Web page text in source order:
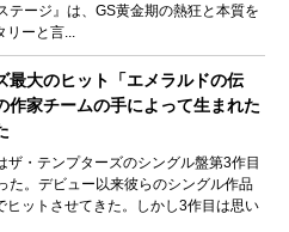
テージ』は、GS黄金期の熱狂と本質を
リーと言...
最大のヒット「エメラルドの伝
作家チームの手によって生まれた
ザ・テンプターズのシングル盤第3作目
た。デビュー以来彼らのシングル作品
ットさせてきた。しかし3作目は思い